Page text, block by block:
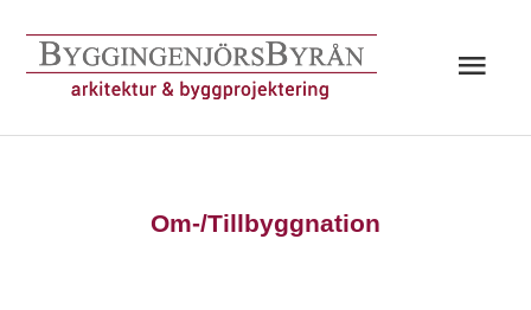
innehåll
Om-/Tillbyggnation